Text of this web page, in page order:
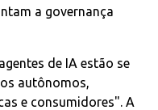
a governança
de IA estão se
autônomos,
e consumidores". A